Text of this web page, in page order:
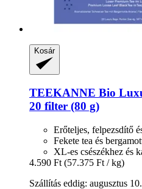
Kosár
TEEKANNE Bio
20 filter (80 g)
Erőteljes, felpezsdítő
Fekete tea és
XL-es csészékhez és
4.590 Ft (57.375 Ft / kg)
Szállítás eddig: augusztus 10.